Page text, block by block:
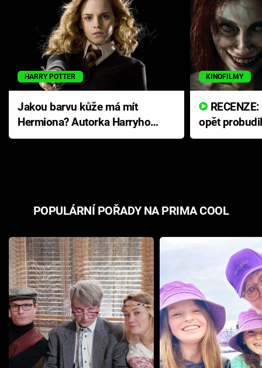
HARRY POTTER
Jakou barvu kůže má mít
Hermiona? Autorka Harryho
Pottera přišla s ráznou
KINOFILMY
opět
přichází s
POPULÁRNÍ POŘADY NA PRIMA COOL